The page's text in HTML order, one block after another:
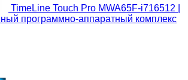
TimeLine Touch Pro MWA65F-i716512 |
программно-аппаратный комплекс